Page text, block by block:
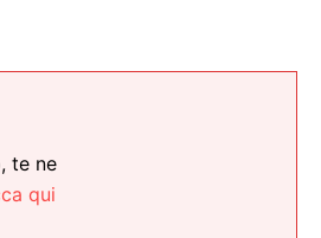
te ne
qui